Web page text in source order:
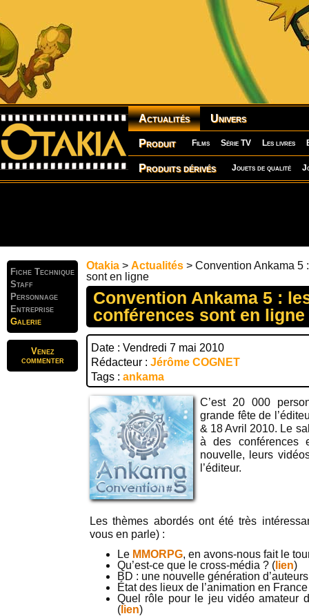
Actualités Univers
Produit Films Série TV Les livres
Produits dérivés Jouets de qualité
Fiche Technique
Staff
Personnage
Entreprise
Galerie
Venez
commenter
Otakia > Actualités > Convention Ankama 5
sont en ligne
Convention Ankama 5 :
conférences sont en ligne
Date : Vendredi 7 mai 2010
Rédacteur : Jérôme COGNET
Tags : ankama
C’est 20 000
grande fête de
& 18 Avril 2010. Le
à des conférences
nouvelle, leurs
l’éditeur.
Les thèmes abordés ont été très
vous en parle) :
Le MMORPG, en avons-nous fait le
Qu’est-ce que le cross-média ? ( lien)
BD : une nouvelle génération
État des lieux de l’animation en
Quel rôle pour le jeu vidéo amateur
( lien)